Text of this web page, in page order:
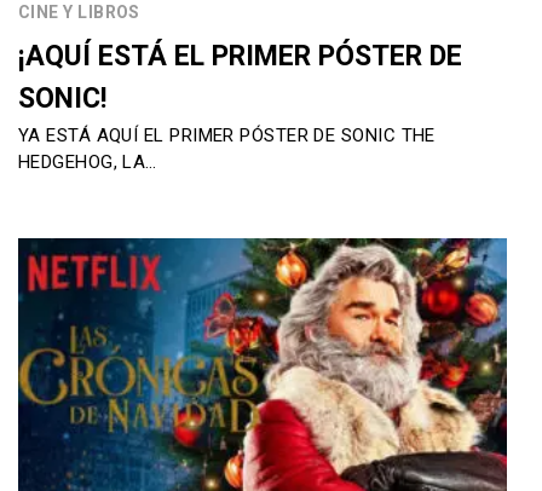
CINE Y LIBROS
¡AQUÍ ESTÁ EL PRIMER PÓSTER DE
SONIC!
YA ESTÁ AQUÍ EL PRIMER PÓSTER DE SONIC THE
HEDGEHOG, LA…